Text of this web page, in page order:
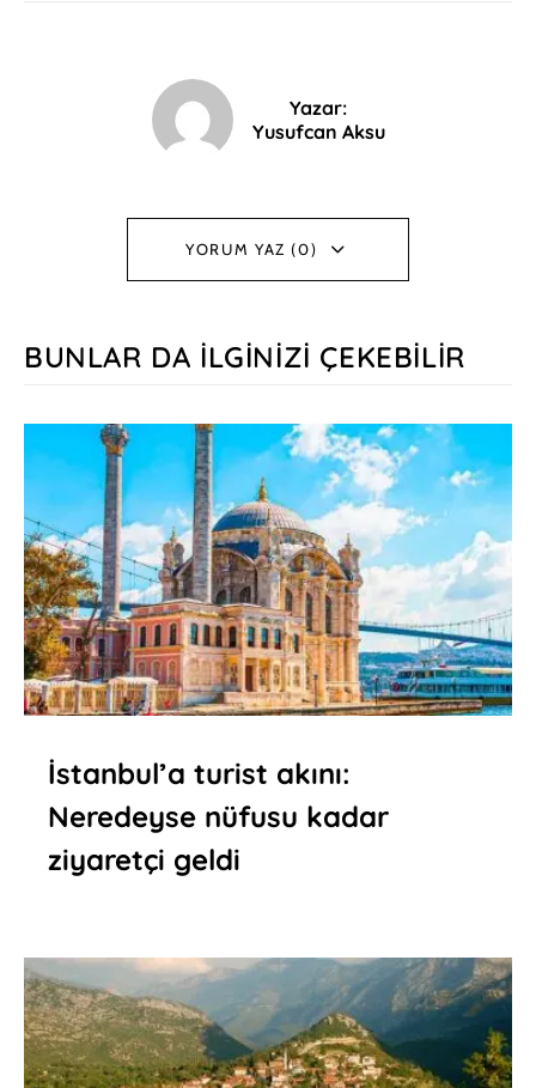
Yazar:
Yusufcan Aksu
YORUM YAZ (0)
BUNLAR DA İLGINIZI ÇEKEBILIR
İstanbul’a turist akını:
Neredeyse nüfusu kadar
ziyaretçi geldi